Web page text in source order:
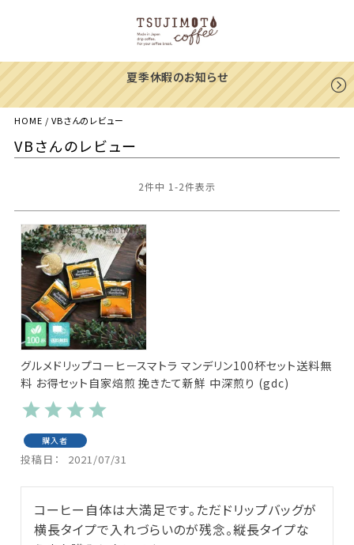
一部地域への配送遅延のご案内
HOME VBさんのレビュー
VBさんのレビュー
2件中 1 -2件表示
グルメドリップコーヒースマトラ マンデリン100杯セット送料無
料 お得セット自家焙煎 挽きたて新鮮 中深煎り (gdc)
購入者
投稿日 2021/07/31
コーヒー自体は大満足です。ただドリップバッグが
横長タイプで入れづらいのが残念。縦長タイプな